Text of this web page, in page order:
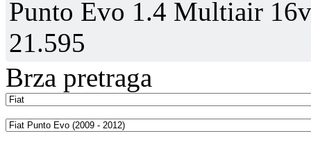
Punto Evo 1.4 Multiair
21.595
Brza pretraga